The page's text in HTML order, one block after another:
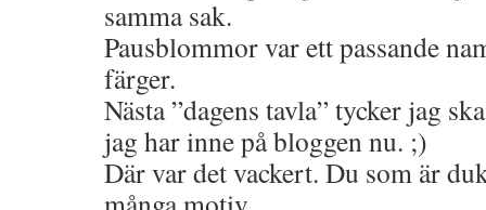
samma sak.
Pausblommor var ett passande
färger.
Nästa ”dagens tavla” tycker jag
jag har inne på bloggen nu. ;)
Där var det vackert. Du som är